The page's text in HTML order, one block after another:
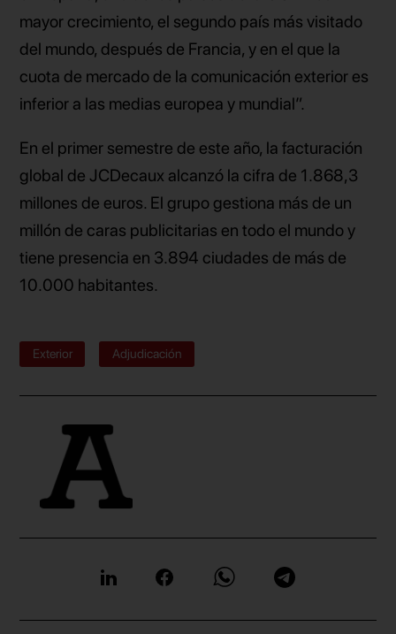
mayor crecimiento, el segundo país más visitado
del mundo, después de Francia, y en el que la
cuota de mercado de la comunicación exterior es
inferior a las medias europea y mundial”.
En el primer semestre de este año, la facturación
global de JCDecaux alcanzó la cifra de 1.868,3
millones de euros. El grupo gestiona más de un
millón de caras publicitarias en todo el mundo y
tiene presencia en 3.894 ciudades de más de
10.000 habitantes.
Exterior Adjudicación